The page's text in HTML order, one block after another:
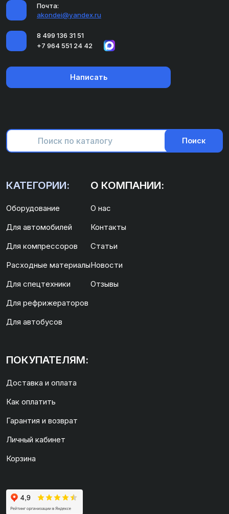
Почта:
akondei@yandex.ru
8 499 136 31 51
+7 964 551 24 42
Написать
Поиск
КАТЕГОРИИ:
Оборудование
Для автомобилей
Для компрессоров
Расходные материалы
Для спецтехники
Для рефрижераторов
Для автобусов
О КОМПАНИИ:
О нас
Контакты
Статьи
Новости
Отзывы
ПОКУПАТЕЛЯМ:
Доставка и оплата
Как оплатить
Гарантия и возврат
Личный кабинет
Корзина